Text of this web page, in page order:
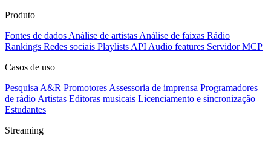
Produto
Fontes de dados Análise de artistas Análise de faixas Rádio
Rankings Redes sociais Playlists API Audio features Servidor MCP
Casos de uso
Pesquisa A&R Promotores Assessoria de imprensa Programadores
de rádio Artistas Editoras musicais Licenciamento e sincronização
Estudantes
Streaming